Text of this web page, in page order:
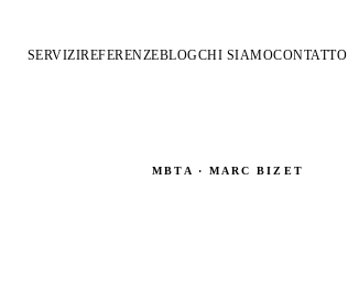
SERVIZIREFERENZEBLOGCHI SIAMOCONTATTO
MBTA · MARC BIZET